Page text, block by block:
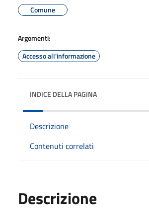
Comune
Argomenti:
Accesso all'informazione
INDICE DELLA PAGINA
Descrizione
Contenuti correlati
Descrizione